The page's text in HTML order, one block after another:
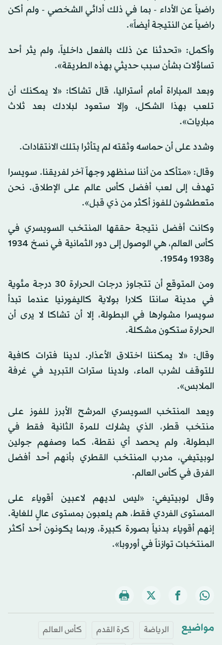
راضياً عن الأداء - بما في ذلك أدائي الشخصي - ولم أكن
راضياً عن النتيجة أيضاً».
وأكمل: «تحدثنا عن ذلك بالفعل داخلياً، ولم يثر أحد
تساؤلات بشأن سبب حديثي بهذه الطريقة».
وبعد المباراة أمام أستراليا، قال تشاكا: «لا يمكنك أن
تلعب بهذا الشكل، وإلا ستعود لبلادك بعد ثلاث
مباريات».
وشدد على أن حماسه وثقته لم يتأثرا بتلك الانتقادات.
وقال: «متأكد من أننا سنظهر وجهاً آخر لفريقنا. سويسرا
تهدف إلى لعب أفضل كأس عالم على الإطلاق. نحن
متعطشون للفوز أكثر من ذي قبل».
وكانت أفضل نتيجة حققها المنتخب السويسري في
كأس العالم، هي الوصول إلى دور الثمانية في نسخ 1934
و1938 و1954.
ومن المتوقع أن تتجاوز درجات الحرارة 30 درجة مئوية
في مدينة سانتا كلارا بولاية كاليفورنيا عندما تبدأ
سويسرا مشوارها في البطولة، إلا أن تشاكا لا يرى أن
الحرارة ستكون مشكلة.
وقال: «لا يمكننا اختلاق الأعذار. لدينا فترات كافية
للتوقف لشرب الماء، ولدينا سترات التبريد في غرفة
الملابس».
ويعد المنتخب السويسري المرشح الأبرز للفوز على
منتخب قطر، الذي يشارك للمرة الثانية فقط في
البطولة، ولم يحصد أي نقطة، كما وصفهم جولين
لوبيتيغي، مدرب المنتخب القطري بأنهم أحد أفضل
الفرق في كأس العالم.
وقال لوبيتيغي: «ليس لديهم لاعبين أقوياء على
المستوى الفردي فقط، هم يلعبون بمستوى عالٍ للغاية.
إنهم أقوياء بدنياً بصورة كبيرة، وربما يكونون أحد أكثر
المنتخبات توازناً في أوروبا».
مواضيع الرياضة كرة القدم
كأس العالم